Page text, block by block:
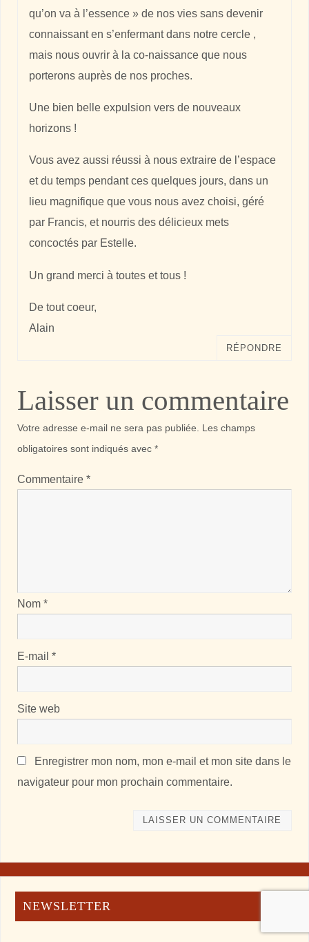
qu’on va à l’essence » de nos vies sans devenir
connaissant en s’enfermant dans notre cercle ,
mais nous ouvrir à la co-naissance que nous
porterons auprès de nos proches.
Une bien belle expulsion vers de nouveaux
horizons !
Vous avez aussi réussi à nous extraire de l’espace
et du temps pendant ces quelques jours, dans un
lieu magnifique que vous nous avez choisi, géré
par Francis, et nourris des délicieux mets
concoctés par Estelle.
Un grand merci à toutes et tous !
De tout coeur,
Alain
RÉPONDRE
Laisser un commentaire
Votre adresse e-mail ne sera pas publiée.
Les champs
obligatoires sont indiqués avec*
Commentaire*
Nom*
E-mail*
Site web
Enregistrer mon nom, mon e-mail et mon site dans le
navigateur pour mon prochain commentaire.
NEWSLETTER